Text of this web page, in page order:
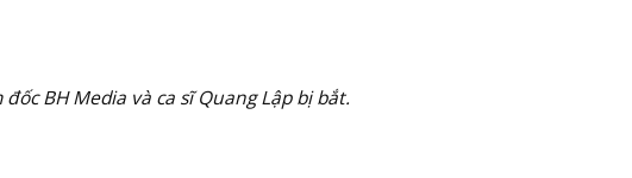
đốc BH Media và ca sĩ Quang Lập bị bắt.